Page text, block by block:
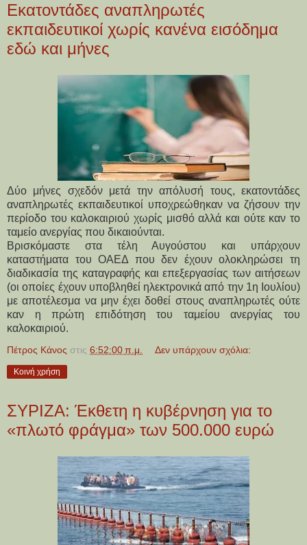
Εκατοντάδες αναπληρωτές
εκπαιδευτικοί χωρίς κανένα εισόδημα
εδώ και μήνες
Δύο μήνες σχεδόν μετά την απόλυσή τους, εκατοντάδες
αναπληρωτές εκπαιδευτικοί υποχρεώθηκαν να ζήσουν την
περίοδο του καλοκαιριού χωρίς μισθό αλλά και ούτε καν το
ταμείο ανεργίας που δικαιούνται.
Βρισκόμαστε στα τέλη Αυγούστου και υπάρχουν
καταστήματα του ΟΑΕΔ που δεν έχουν ολοκληρώσει τη
διαδικασία της καταγραφής και επεξεργασίας των αιτήσεων
(οι οποίες έχουν υποβληθεί ηλεκτρονικά από την 1η Ιουλίου)
με αποτέλεσμα να μην έχει δοθεί στους αναπληρωτές ούτε
καν η πρώτη επιδότηση του ταμείου ανεργίας του
καλοκαιριού.
Πέτρος Κάνος στις 6:52:00 π.μ. Δεν υπάρχουν σχόλια:
Κοινή χρήση
ΣΥΡΙΖΑ: Έκθετη η κυβέρνηση για το
«πλωτό φράγμα» των 500.000 ευρώ